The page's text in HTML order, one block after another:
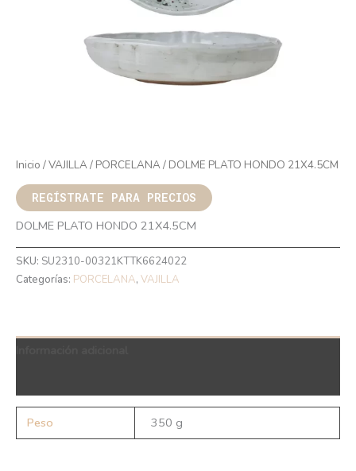
Inicio /VAJILLA/ PORCELANA/ DOLME PLATO HONDO 21X4.5CM
REGÍSTRATE PARA PRECIOS
DOLME PLATO HONDO 21X4.5CM
SKU: SU2310-00321KTTK6624022
Categorías: PORCELANA, VAJILLA
Peso 350 g